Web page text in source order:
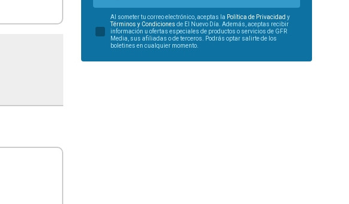
Al someter tu correo electrónico, aceptas la Política de Privacidad y
Términos y Condiciones de El Nuevo Día. Además, aceptas recibir
información u ofertas especiales de productos o servicios de GFR
Media, sus afiliadas o de terceros. Podrás optar salirte de los
boletines en cualquier momento.